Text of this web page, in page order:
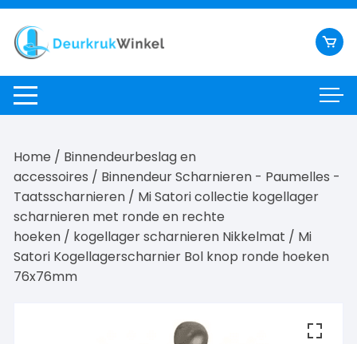
Ga
naar
inhoud
Home / Binnendeurbeslag en
accessoires / Binnendeur Scharnieren - Paumelles -
Taatsscharnieren / Mi Satori collectie kogellager
scharnieren met ronde en rechte
hoeken / kogellager scharnieren Nikkelmat / Mi
Satori Kogellagerscharnier Bol knop ronde hoeken
76x76mm